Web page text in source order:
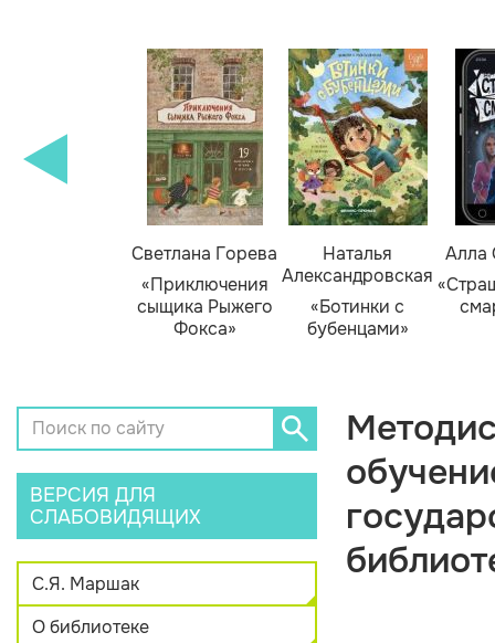
Светлана Горева
«Приключения
сыщика Рыжего
Фокса»
Наталья
Александровская
«Ботинки с
бубенцами»
Алла
ВЕРСИЯ ДЛЯ
СЛАБОВИДЯЩИХ
С.Я. Маршак
О библиотеке